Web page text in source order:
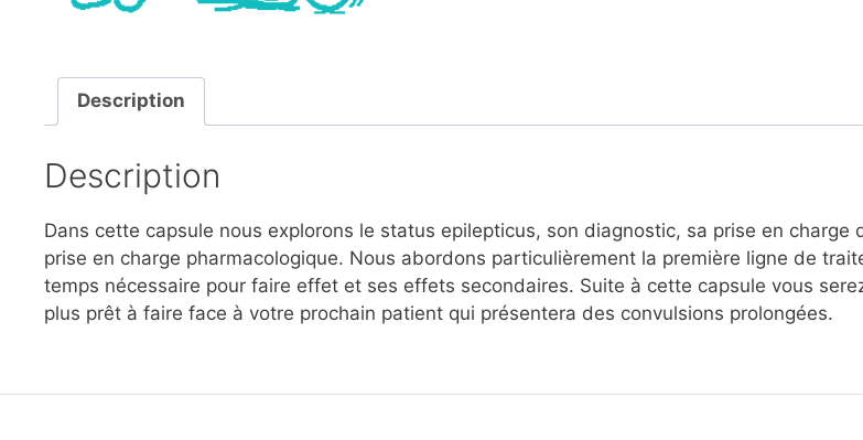
Description
Description
Dans cette capsule nous explorons le status epilepticus, son diagnostic, sa prise en charge
prise en charge pharmacologique. Nous abordons particulièrement la première ligne de
temps nécessaire pour faire effet et ses effets secondaires. Suite à cette capsule vous
plus prêt à faire face à votre prochain patient qui présentera des convulsions prolongées.